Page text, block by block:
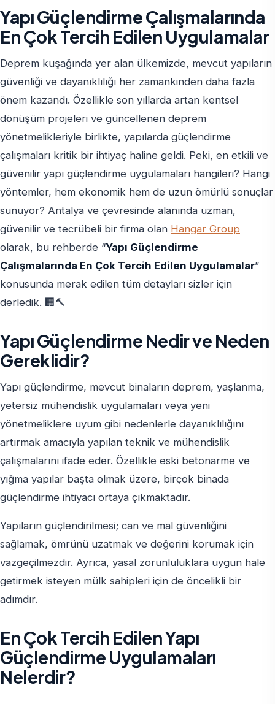
Yapı Güçlendirme Çalışmalarında
En Çok Tercih Edilen Uygulamalar
Deprem kuşağında yer alan ülkemizde, mevcut yapıların
güvenliği ve dayanıklılığı her zamankinden daha fazla
önem kazandı. Özellikle son yıllarda artan kentsel
dönüşüm projeleri ve güncellenen deprem
yönetmelikleriyle birlikte, yapılarda güçlendirme
çalışmaları kritik bir ihtiyaç haline geldi. Peki, en etkili ve
güvenilir yapı güçlendirme uygulamaları hangileri? Hangi
yöntemler, hem ekonomik hem de uzun ömürlü sonuçlar
sunuyor? Antalya ve çevresinde alanında uzman,
güvenilir ve tecrübeli bir firma olan Hangar Group
olarak, bu rehberde “Yapı Güçlendirme
Çalışmalarında En Çok Tercih Edilen Uygulamalar”
konusunda merak edilen tüm detayları sizler için
derledik. 🏢🔨
Yapı Güçlendirme Nedir ve Neden
Gereklidir?
Yapı güçlendirme, mevcut binaların deprem, yaşlanma,
yetersiz mühendislik uygulamaları veya yeni
yönetmeliklere uyum gibi nedenlerle dayanıklılığını
artırmak amacıyla yapılan teknik ve mühendislik
çalışmalarını ifade eder. Özellikle eski betonarme ve
yığma yapılar başta olmak üzere, birçok binada
güçlendirme ihtiyacı ortaya çıkmaktadır.
Yapıların güçlendirilmesi; can ve mal güvenliğini
sağlamak, ömrünü uzatmak ve değerini korumak için
vazgeçilmezdir. Ayrıca, yasal zorunluluklara uygun hale
getirmek isteyen mülk sahipleri için de öncelikli bir
adımdır.
En Çok Tercih Edilen Yapı
Güçlendirme Uygulamaları
Nelerdir?